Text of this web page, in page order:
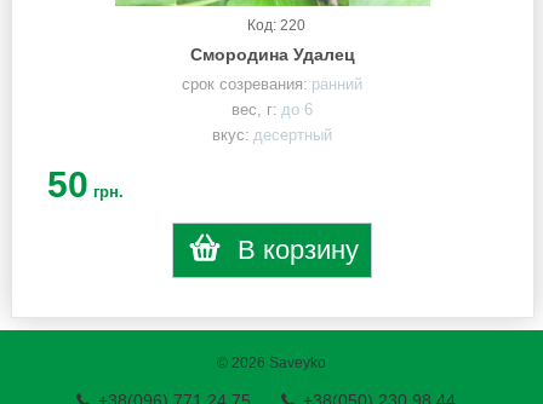
Код: 220
Смородина Удалец
срок созревания: ранний
вес, г: до 6
вкус: десертный
50 грн.
В корзину
© 2026 Saveyko
+38(096) 771 24 75 +38(050) 230 98 44